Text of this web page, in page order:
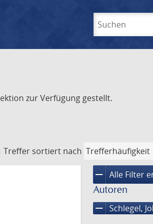
zur Verfügung gestellt.
Treffer sortiert nach
remove Alle Filter
Autoren
remove Schlegel,